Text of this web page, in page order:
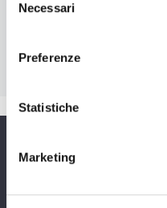
delNecessari
Preferenze
Statistiche
Marketing